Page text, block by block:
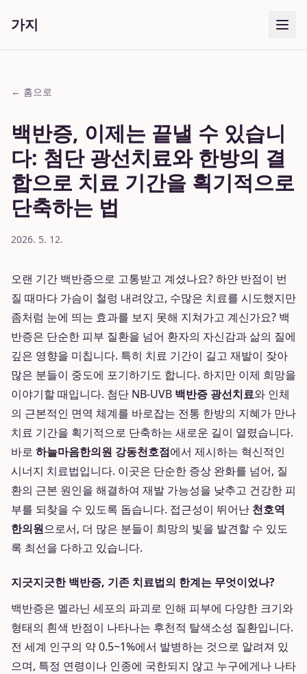
가지
← 홈으로
백반증, 이제는 끝낼 수 있습니
다: 첨단 광선치료와 한방의 결
합으로 치료 기간을 획기적으로
단축하는 법
2026. 5. 12.
오랜 기간 백반증으로 고통받고 계셨나요? 하얀 반점이 번
질 때마다 가슴이 철렁 내려앉고, 수많은 치료를 시도했지만
좀처럼 눈에 띄는 효과를 보지 못해 지쳐가고 계신가요? 백
반증은 단순한 피부 질환을 넘어 환자의 자신감과 삶의 질에
깊은 영향을 미칩니다. 특히 치료 기간이 길고 재발이 잦아
많은 분들이 중도에 포기하기도 합니다. 하지만 이제 희망을
이야기할 때입니다. 첨단 NB-UVB 백반증 광선치료와 인체
의 근본적인 면역 체계를 바로잡는 전통 한방의 지혜가 만나
치료 기간을 획기적으로 단축하는 새로운 길이 열렸습니다.
바로 하늘마음한의원 강동천호점에서 제시하는 혁신적인
시너지 치료법입니다. 이곳은 단순한 증상 완화를 넘어, 질
환의 근본 원인을 해결하여 재발 가능성을 낮추고 건강한 피
부를 되찾을 수 있도록 돕습니다. 접근성이 뛰어난 천호역
한의원으로서, 더 많은 분들이 희망의 빛을 발견할 수 있도
록 최선을 다하고 있습니다.
지긋지긋한 백반증, 기존 치료법의 한계는 무엇이었나?
백반증은 멜라닌 세포의 파괴로 인해 피부에 다양한 크기와
형태의 흰색 반점이 나타나는 후천적 탈색소성 질환입니다.
전 세계 인구의 약 0.5~1%에서 발병하는 것으로 알려져 있
으며, 특정 연령이나 인종에 국한되지 않고 누구에게나 나타